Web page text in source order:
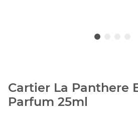
Cartier La Panthere
Parfum 25ml